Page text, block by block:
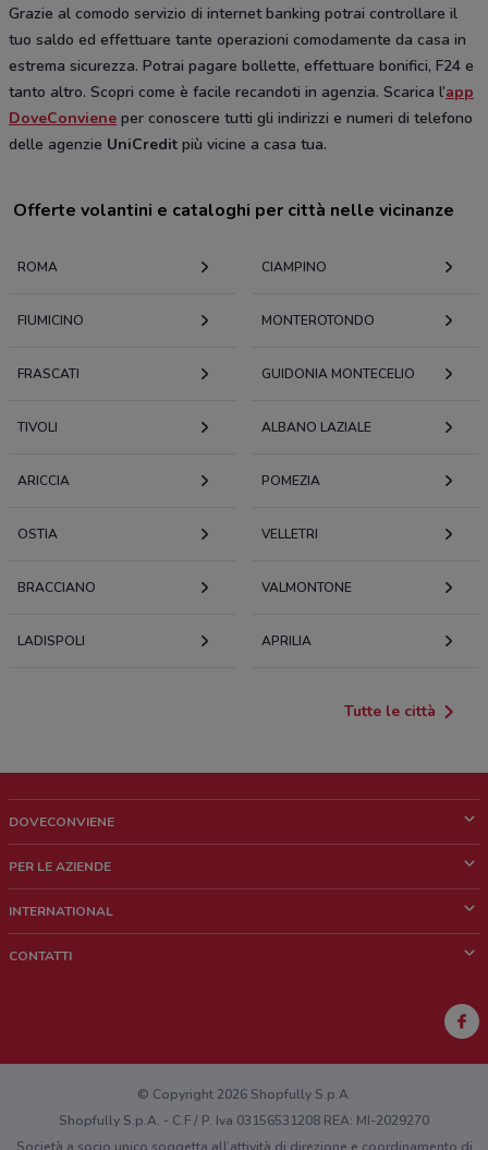
Grazie al comodo servizio di internet banking potrai controllare il
tuo saldo ed effettuare tante operazioni comodamente da casa in
estrema sicurezza. Potrai pagare bollette, effettuare bonifici, F24 e
tanto altro. Scopri come è facile recandoti in agenzia. Scarica l’app
DoveConviene per conoscere tutti gli indirizzi e numeri di telefono
delle agenzie UniCredit più vicine a casa tua.
Offerte volantini e cataloghi per città nelle vicinanze
ROMA CIAMPINO
FIUMICINO MONTEROTONDO
FRASCATI GUIDONIA MONTECELIO
TIVOLI ALBANO LAZIALE
ARICCIA POMEZIA
OSTIA VELLETRI
BRACCIANO VALMONTONE
LADISPOLI APRILIA
Tutte le città
DOVECONVIENE
Chi siamo
Lavora con noi
PER LE AZIENDE
Richieste commerciali e marketing
INTERNATIONAL
CONTATTI
Hai un malfunzionamento sul web o sull'app?
© Copyright 2026 Shopfully S.p.A.
Shopfully S.p.A. - C.F / P. Iva 03156531208 REA: MI-2029270